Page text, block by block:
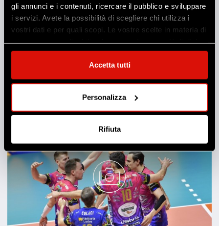
gli annunci e i contenuti, ricercare il pubblico e sviluppare
i servizi. Avete la possibilità di scegliere chi utilizza i
vostri dati e per quali scopi. Le vostre scelte in materia di
privacy sono applicabili solo su questa proprietà digitale
in cui avete effettuato le vostre scelte. È possibile
modificare o revocare il proprio consenso in qualsiasi
momento dalla Dichiarazione sui cookie o facendo clic
Con il tuo consenso, vorremmo anche:
raccogliere informazioni sulla tua posizione
metro,
Identificare il tuo dispositivo, scansionandolo
attivamente alla ricerca di caratteristiche specifiche
(impronte digitali).
Approfondisci come vengono elaborati i tuoi dati personali
e imposta le tue preferenze nellasezione dettagli. Puoi
modificare o ritirare il tuo consenso in qualsiasi momento
Accetta tutti
Personalizza
Rifiuta